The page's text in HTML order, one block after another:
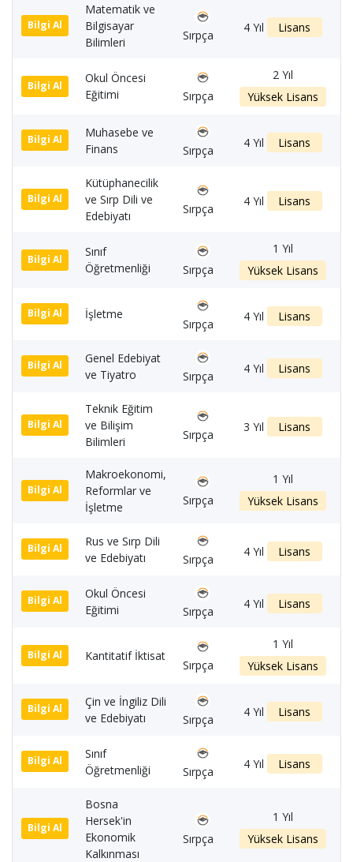
Bilgi Al
Matematik ve
Bilgisayar
Bilimleri
Sırpça
4 Yıl Lisans
Bilgi Al
Okul Öncesi
Eğitimi
Sırpça
2 Yıl
Yüksek Lisans
Bilgi Al
Muhasebe ve
Finans
Sırpça
4 Yıl Lisans
Bilgi Al
Kütüphanecilik
ve Sırp Dili ve
Edebiyatı
Sırpça
4 Yıl Lisans
Bilgi Al
Sınıf
Öğretmenliği
Sırpça
1 Yıl
Yüksek Lisans
Bilgi Al İşletme
Sırpça
4 Yıl Lisans
Bilgi Al
Genel Edebiyat
ve Tiyatro
Sırpça
4 Yıl Lisans
Bilgi Al
Teknik Eğitim
ve Bilişim
Bilimleri
Sırpça
3 Yıl Lisans
Bilgi Al
Makroekonomi,
Reformlar ve
İşletme
Sırpça
1 Yıl
Yüksek Lisans
Bilgi Al
Rus ve Sırp Dili
ve Edebiyatı
Sırpça
4 Yıl Lisans
Bilgi Al
Okul Öncesi
Eğitimi
Sırpça
4 Yıl Lisans
Bilgi Al Kantitatif İktisat
Sırpça
1 Yıl
Yüksek Lisans
Bilgi Al
Çin ve İngiliz Dili
ve Edebiyatı
Sırpça
4 Yıl Lisans
Bilgi Al
Sınıf
Öğretmenliği
Sırpça
4 Yıl Lisans
Bilgi Al
Bosna
Hersek'in
Ekonomik
Kalkınması
Sırpça
1 Yıl
Yüksek Lisans